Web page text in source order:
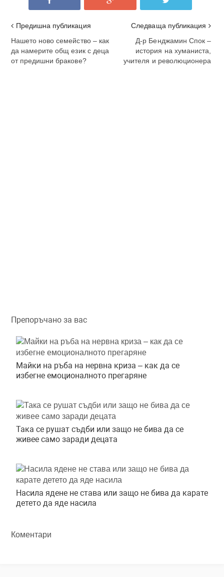
Предишна публикация
Нашето ново семейство – как
да намерите общ език с деца
от предишни бракове?
Следваща публикация
Д-р Бенджамин Спок –
история на хуманиста,
учителя и революционера
Препоръчано за вас
Майки на ръба на нервна криза – как да се
избегне емоционалното прегаряне
Така се рушат съдби или защо не бива да се
живее само заради децата
Насила ядене не става или защо не бива да карате
детето да яде насила
Коментари